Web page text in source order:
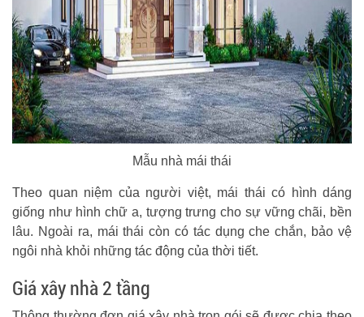
Mẫu nhà mái thái
Theo quan niệm của người việt, mái thái có hình dáng
giống như hình chữ a, tượng trưng cho sự vững chãi, bền
lâu. Ngoài ra, mái thái còn có tác dụng che chắn, bảo vệ
ngôi nhà khỏi những tác động của thời tiết.
Giá xây nhà 2 tầng